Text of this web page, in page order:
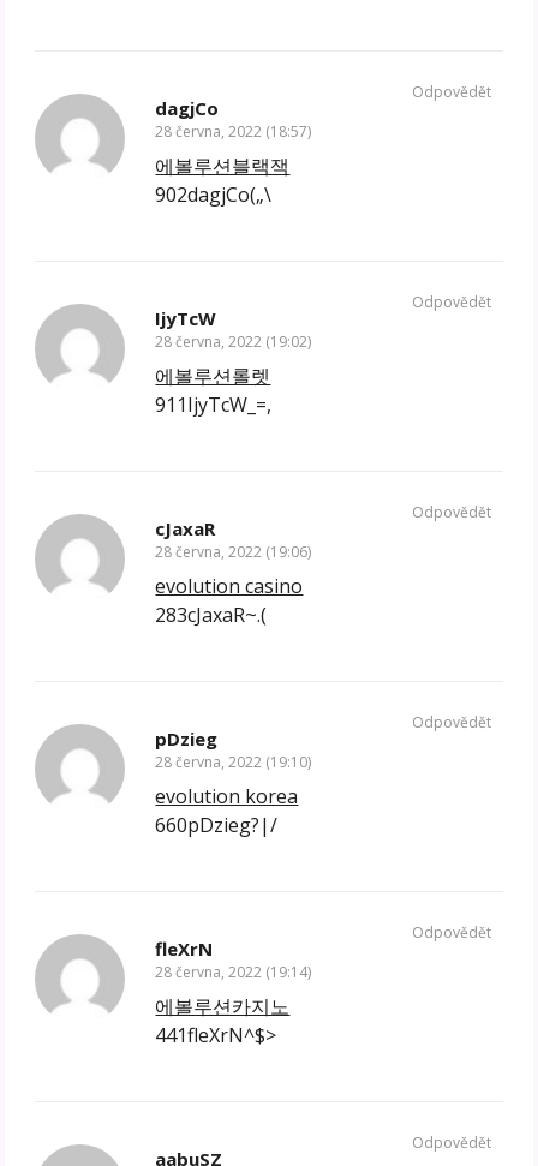
dagjCo
28 června, 2022 (18:57)
에볼루션블랙잭
902dagjCo(„\
Odpovědět
IjyTcW
28 června, 2022 (19:02)
에볼루션롤렛
911IjyTcW_=,
Odpovědět
cJaxaR
28 června, 2022 (19:06)
evolution casino
283cJaxaR~.(
Odpovědět
pDzieg
28 června, 2022 (19:10)
evolution korea
660pDzieg?|/
Odpovědět
fleXrN
28 června, 2022 (19:14)
에볼루션카지노
441fleXrN^$>
Odpovědět
aabuSZ
Odpovědět